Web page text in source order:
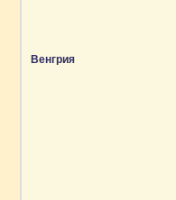
Венгрия